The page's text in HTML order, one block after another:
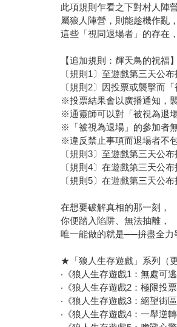
此項規則乍看之下對村人陣
屬狼人陣營，則能趁機作
這些「視同退場者」的存在
【追加規則：輝天鳥的祝福】
〔規則1〕至遊戲第三天公
〔規則2〕因投票或襲擊而
※投票結果會以廣播通知，
※通靈師可以對「被視為退
※「被視為退場」的參加者
※違反禁止事項而退場者不包
〔規則3〕至遊戲第三天公
〔規則4〕在遊戲第三天公
〔規則5〕在遊戲第三天公
在想要破解真相的那一刻，
你便踏入陷阱、無法抽離，
唯一能做的就是──拚盡全力
★「狼人生存遊戲」系列（
‧《狼人生存遊戲1：無處可
‧《狼人生存遊戲2：極限投
‧《狼人生存遊戲3：絕望街
‧《狼人生存遊戲4：一舉逆